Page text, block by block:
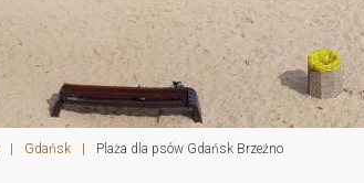
| Gdańsk | Plaża dla psów Gdańsk Brzeźno